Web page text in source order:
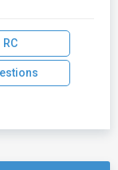
RC